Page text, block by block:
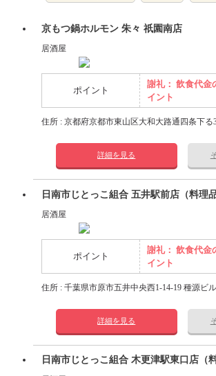
京もつ鍋ホルモン 朱々 祇園南店
居酒屋
ポイント
謝礼： 飲食代金
イント
住所 : 京都府京都市東山区大和大路通四条下る
詳細を見る
日南市じとっこ組合 五井駅前店（料理
居酒屋
ポイント
謝礼： 飲食代金
イント
住所 : 千葉県市原市五井中央西1-14-19 種源ビ
詳細を見る
日南市じとっこ組合 木更津駅東口店（